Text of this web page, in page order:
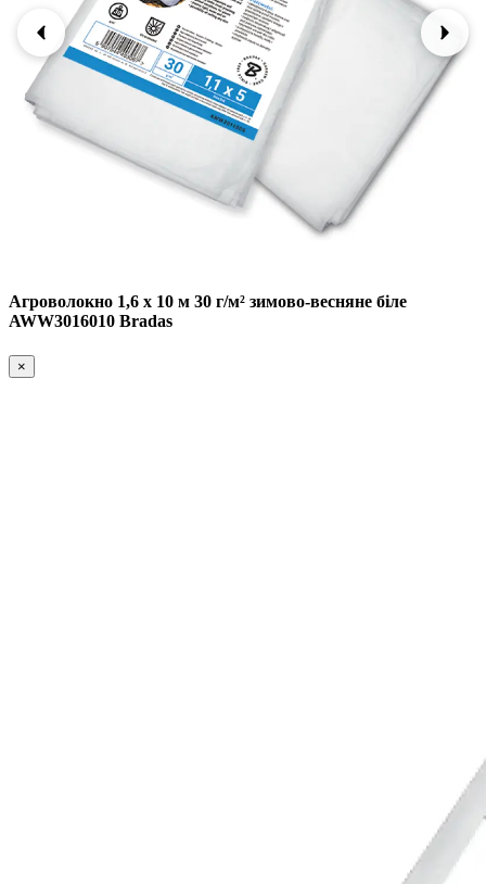
Агроволокно 1,6 х 10 м 30 г/м² зимово-весняне біле
AWW3016010 Bradas
×